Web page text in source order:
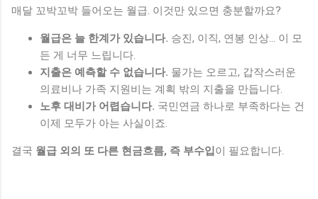
매달 꼬박꼬박 들어오는 월급. 이것만 있으면 충분할까요?
월급은 늘 한계가 있습니다. 승진, 이직, 연봉 인상… 이 모
든 게 너무 느립니다.
지출은 예측할 수 없습니다. 물가는 오르고, 갑작스러운
의료비나 가족 지원비는 계획 밖의 지출을 만듭니다.
노후 대비가 어렵습니다. 국민연금 하나로 부족하다는 건
이제 모두가 아는 사실이죠.
결국 월급 외의 또 다른 현금흐름, 즉 부수입 이 필요합니다.